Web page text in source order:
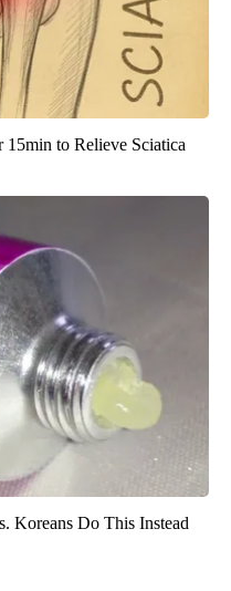
15min to Relieve Sciatica
Koreans Do This Instead